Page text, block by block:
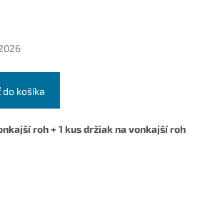
do košíka
roh + 1 kus držiak na vonkajší roh